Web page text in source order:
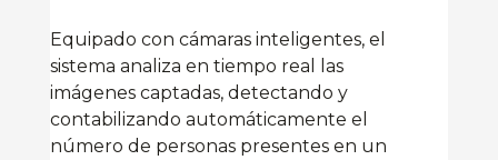
Equipado con cámaras inteligentes, el
sistema analiza en tiempo real las
imágenes captadas, detectando y
contabilizando automáticamente el
número de personas presentes en un